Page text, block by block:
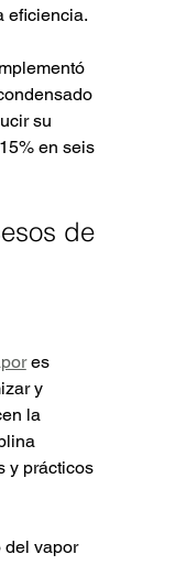
eficiencia.
su
en seis
de
es
y
la
y prácticos
del vapor